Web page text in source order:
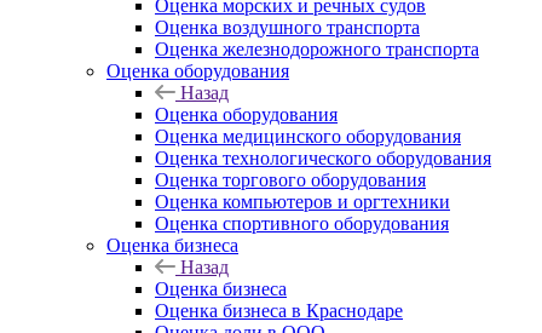
Оценка морских и речных судов
Оценка воздушного транспорта
Оценка железнодорожного транспорта
Оценка оборудования
Назад
Оценка оборудования
Оценка медицинского оборудования
Оценка технологического оборудования
Оценка торгового оборудования
Оценка компьютеров и оргтехники
Оценка спортивного оборудования
Оценка бизнеса
Назад
Оценка бизнеса
Оценка бизнеса в Краснодаре